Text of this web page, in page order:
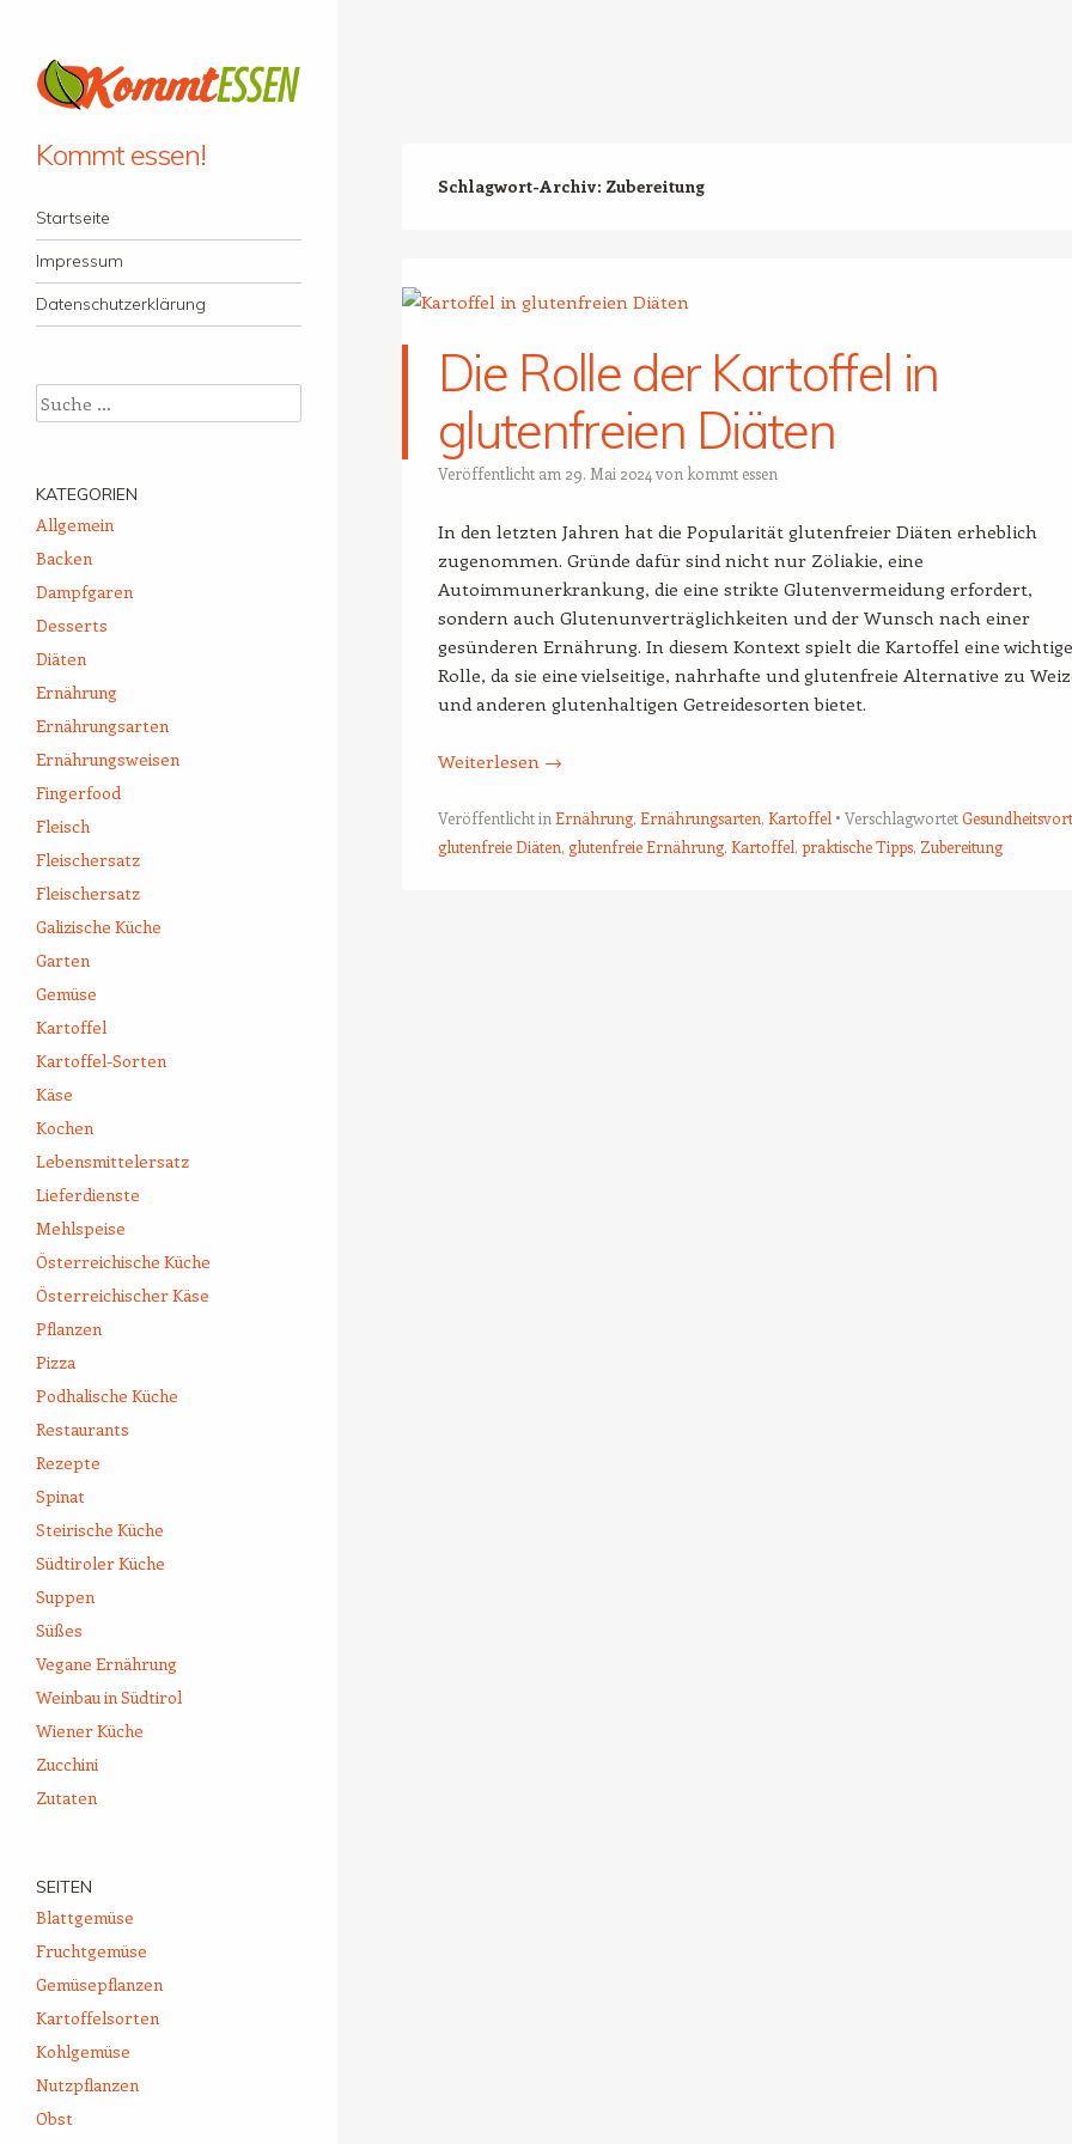
Kommt essen!
Menü
Zum Inhalt springen
Startseite
Impressum
Datenschutzerklärung
Schlagwort-Archiv: Zubereitung
Die Rolle der Kartoffel in
glutenfreien Diäten
Veröffentlicht am 29. Mai 2024 von kommt essen
In den letzten Jahren hat die Popularität glutenfreier Diäten erheblich
zugenommen. Gründe dafür sind nicht nur Zöliakie, eine
Autoimmunerkrankung, die eine strikte Glutenvermeidung erfordert,
sondern auch Glutenunverträglichkeiten und der Wunsch nach einer
gesünderen Ernährung. In diesem Kontext spielt die Kartoffel eine wichtige
Rolle, da sie eine vielseitige, nahrhafte und glutenfreie Alternative zu
und anderen glutenhaltigen Getreidesorten bietet.
Weiterlesen →
Veröffentlicht in Ernährung, Ernährungsarten, Kartoffel Verschlagwortet
glutenfreie Diäten, glutenfreie Ernährung, Kartoffel, praktische Tipps, Zubereitung
Suche
KATEGORIEN
Allgemein
Backen
Dampfgaren
Desserts
Diäten
Ernährung
Ernährungsarten
Ernährungsweisen
Fingerfood
Fleisch
Fleischersatz
Fleischersatz
Galizische Küche
Garten
Gemüse
Kartoffel
Kartoffel-Sorten
Käse
Kochen
Lebensmittelersatz
Lieferdienste
Mehlspeise
Österreichische Küche
Österreichischer Käse
Pflanzen
Pizza
Podhalische Küche
Restaurants
Rezepte
Spinat
Steirische Küche
Südtiroler Küche
Suppen
Süßes
Vegane Ernährung
Weinbau in Südtirol
Wiener Küche
Zucchini
Zutaten
SEITEN
Blattgemüse
Fruchtgemüse
Gemüsepflanzen
Kartoffelsorten
Kohlgemüse
Nutzpflanzen
Obst